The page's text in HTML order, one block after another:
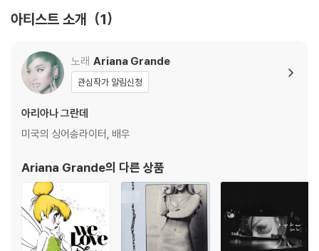
아티스트 소개 1
노래 Ariana Grande
관심작가 알림신청
아리아나 그란데
미국의 싱어송라이터, 배우
Ariana Grande의 다른 상품